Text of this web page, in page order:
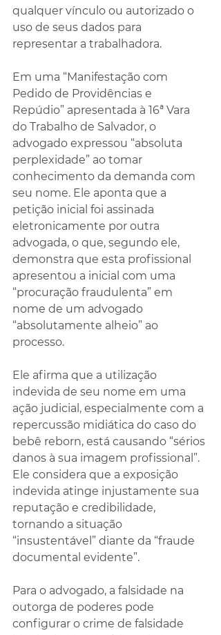
qualquer vínculo ou autorizado o
uso de seus dados para
representar a trabalhadora.
Em uma “Manifestação com
Pedido de Providências e
Repúdio” apresentada à 16ª Vara
do Trabalho de Salvador, o
advogado expressou “absoluta
perplexidade” ao tomar
conhecimento da demanda com
seu nome. Ele aponta que a
petição inicial foi assinada
eletronicamente por outra
advogada, o que, segundo ele,
demonstra que esta profissional
apresentou a inicial com uma
“procuração fraudulenta” em
nome de um advogado
“absolutamente alheio” ao
processo.
Ele afirma que a utilização
indevida de seu nome em uma
ação judicial, especialmente com a
repercussão midiática do caso do
bebê reborn, está causando “sérios
danos à sua imagem profissional”.
Ele considera que a exposição
indevida atinge injustamente sua
reputação e credibilidade,
tornando a situação
“insustentável” diante da “fraude
documental evidente”.
Para o advogado, a falsidade na
outorga de poderes pode
configurar o crime de falsidade